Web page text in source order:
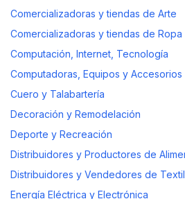
Comercializadoras y tiendas de Arte
Comercializadoras y tiendas de Ropa
Computación, Internet, Tecnología
Computadoras, Equipos y
Cuero y Talabartería
Decoración y Remodelación
Deporte y Recreación
Distribuidores y Productores de
Distribuidores y Vendedores de
Energía Eléctrica y Electrónica